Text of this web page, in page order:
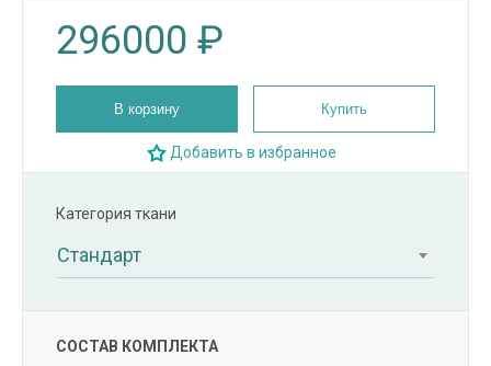
296000 ₽
В корзину Купить
Добавить в избранное
Категория ткани
Стандарт
СОСТАВ КОМПЛЕКТА